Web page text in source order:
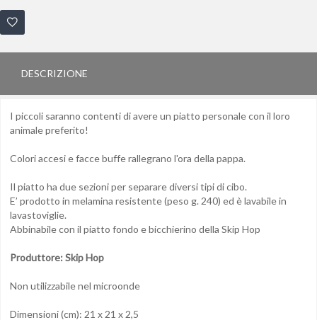
DESCRIZIONE
I piccoli saranno contenti di avere un piatto personale con il loro
animale preferito!
Colori accesi e facce buffe rallegrano l'ora della pappa.
Il piatto ha due sezioni per separare diversi tipi di cibo.
E’ prodotto in melamina resistente (peso g. 240) ed è lavabile in
lavastoviglie.
Abbinabile con il piatto fondo e bicchierino della Skip Hop
Produttore: Skip Hop
Non utilizzabile nel microonde
Dimensioni (cm): 21 x 21 x 2,5